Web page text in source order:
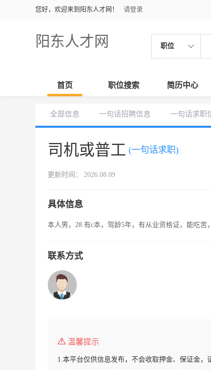
您好，欢迎来到阳东人才网！ 请登录
阳东人才网 职位
首页 职位搜索 简历中心
全部信息 一句话招聘信息 一句话求职
司机或普工 (一句话求职)
更新时间： 2026.08.09
具体信息
本人男，28.有c本，驾龄5年，有从业资格证，能吃
联系方式
温馨提示
1.本平台仅供信息发布，不会收取押金、保证金，